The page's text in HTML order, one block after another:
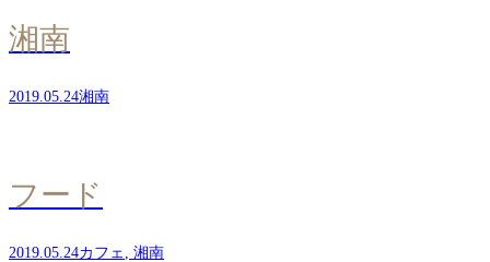
湘南
2019.05.24湘南
フード
2019.05.24カフェ 湘南